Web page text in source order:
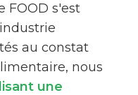
FOOD s'est
au constat
nous
une